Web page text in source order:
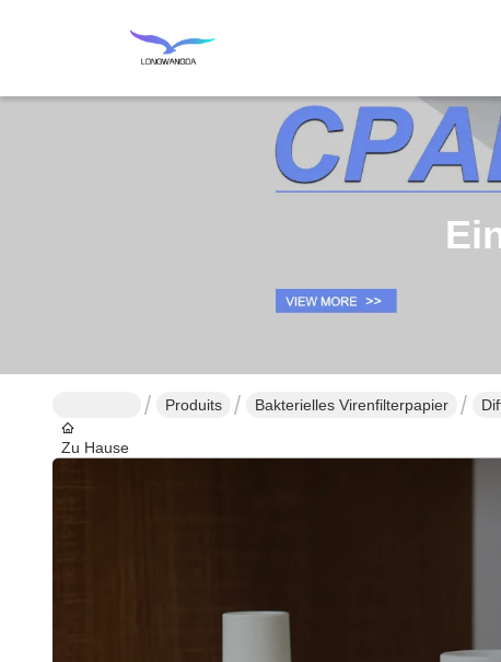
Zu Hause
Produits Bakterielles Virenfilterpapier